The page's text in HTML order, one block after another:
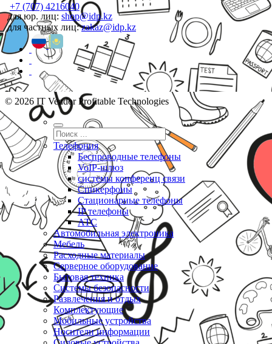
+7 (707) 4216040
для юр. лиц: shop@idp.kz
для частных лиц:zakaz@idp.kz
© 2026 IT Vendor Profitable Technologies
Телефония
Беспроводные телефоны
VoIP-шлюз
системы конференц связи
Спикерфоны
Стационарные телефоны
IP телефоны
АТС
Автомобильная электроника
Мебель
Расходные материалы
Серверное оборудование
Бытовая техника
Системы безопасности
Развлечения и отдых
Комплектующие
Мобильные устройства
Носители информации